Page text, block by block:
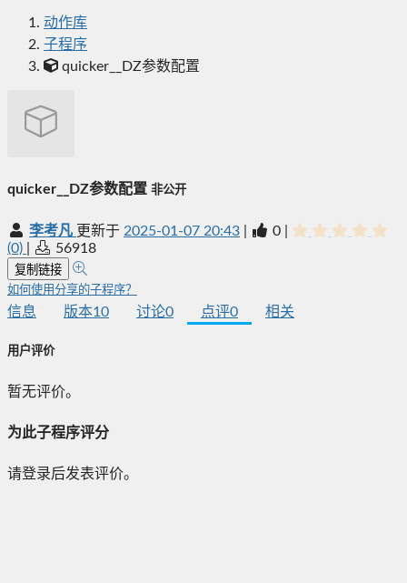
动作库
子程序
quicker__DZ参数配置
quicker__DZ参数配置 非公开
李考凡 更新于 2025-01-07 20:43 0
(0)
56918
复制链接
如何使用分享的子程序？
信息 版本10 讨论0 点评0 相关
用户评价
暂无评价。
为此子程序评分
请登录后发表评价。